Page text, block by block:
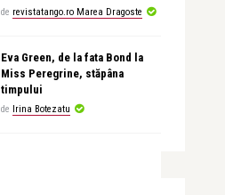
de revistatango.ro Marea Dragoste
Eva Green, de la fata Bond la
Miss Peregrine, stăpâna
timpului
de Irina Botezatu